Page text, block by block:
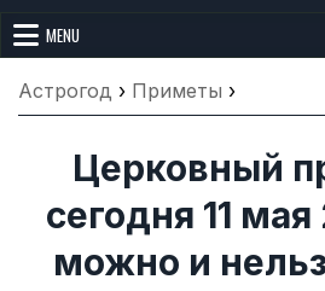
Астрогод:
Лунный
Что нельзя
приметы, точный гороскоп и
MENU
Астрогод › Приметы ›
Церковный
сегодня 11
можно и